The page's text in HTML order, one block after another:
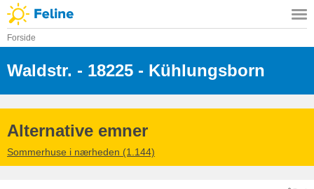
Forside
Waldstr. - 18225 - Kühlungsborn
Alternative emner
Sommerhuse i nærheden (1.144)